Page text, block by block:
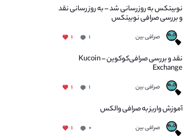
نوبیتکس به روزرسانی شد – به روز رسانی نقد
و بررسی صرافی نوبیتکس
صرافی بین ۱ ۱
نقد و بررسی صرافی‌کوکوین – Kucoin
Exchange
صرافی بین ۱ ۱
آموزش واریز به صرافی والکس
صرافی بین ۰ ۱